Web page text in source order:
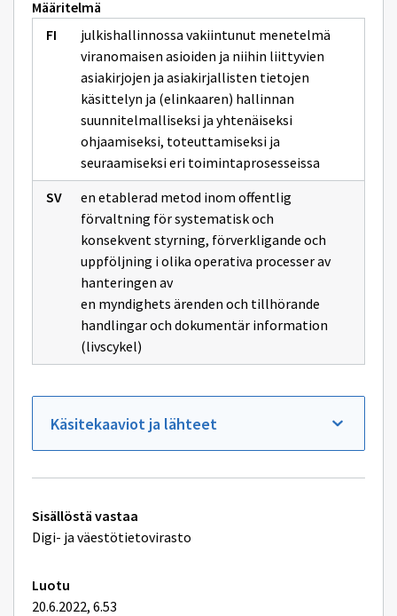
Määritelmä
julkishallinnossa vakiintunut menetelmä
viranomaisen asioiden ja niihin liittyvien
asiakirjojen ja asiakirjallisten tietojen
käsittelyn ja (elinkaaren) hallinnan
suunnitelmalliseksi ja yhtenäiseksi
ohjaamiseksi, toteuttamiseksi ja
seuraamiseksi eri toimintaprosesseissa
en etablerad metod inom offentlig
förvaltning för systematisk och
konsekvent styrning, förverkligande och
uppföljning i olika operativa processer av
hanteringen av
en myndighets ärenden och tillhörande
handlingar och dokumentär information
(livscykel)
Käsitekaaviot ja lähteet
Tekniset
lisätiedot
Sisällöstä vastaa
Digi- ja väestötietovirasto
Luotu
20.6.2022, 6.53